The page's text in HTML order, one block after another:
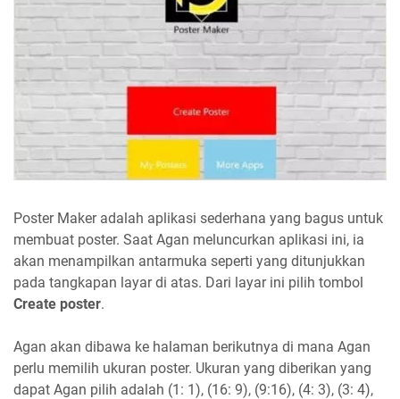
Poster Maker adalah aplikasi sederhana yang bagus untuk
membuat poster. Saat Agan meluncurkan aplikasi ini, ia
akan menampilkan antarmuka seperti yang ditunjukkan
pada tangkapan layar di atas. Dari layar ini pilih tombol
Create poster.
Agan akan dibawa ke halaman berikutnya di mana Agan
perlu memilih ukuran poster. Ukuran yang diberikan yang
dapat Agan pilih adalah (1: 1), (16: 9), (9:16), (4: 3), (3: 4),